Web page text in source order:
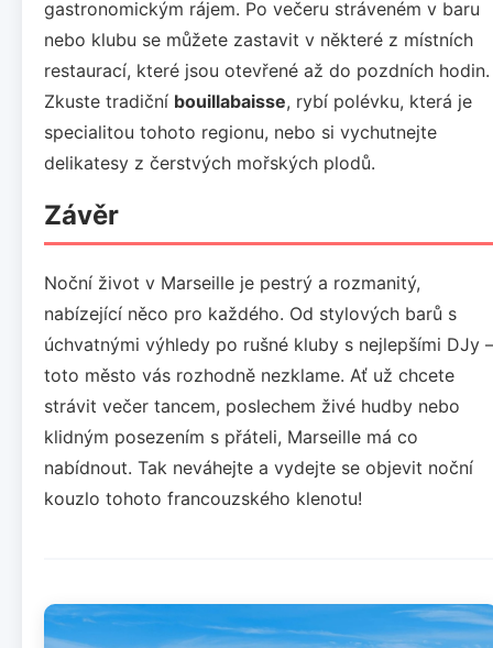
gastronomickým rájem. Po večeru stráveném v baru
nebo klubu se můžete zastavit v některé z místních
restaurací, které jsou otevřené až do pozdních hodin.
Zkuste tradiční bouillabaisse, rybí polévku, která je
specialitou tohoto regionu, nebo si vychutnejte
delikatesy z čerstvých mořských plodů.
Závěr
Noční život v Marseille je pestrý a rozmanitý,
nabízející něco pro každého. Od stylových barů s
úchvatnými výhledy po rušné kluby s nejlepšími DJy –
toto město vás rozhodně nezklame. Ať už chcete
strávit večer tancem, poslechem živé hudby nebo
klidným posezením s přáteli, Marseille má co
nabídnout. Tak neváhejte a vydejte se objevit noční
kouzlo tohoto francouzského klenotu!